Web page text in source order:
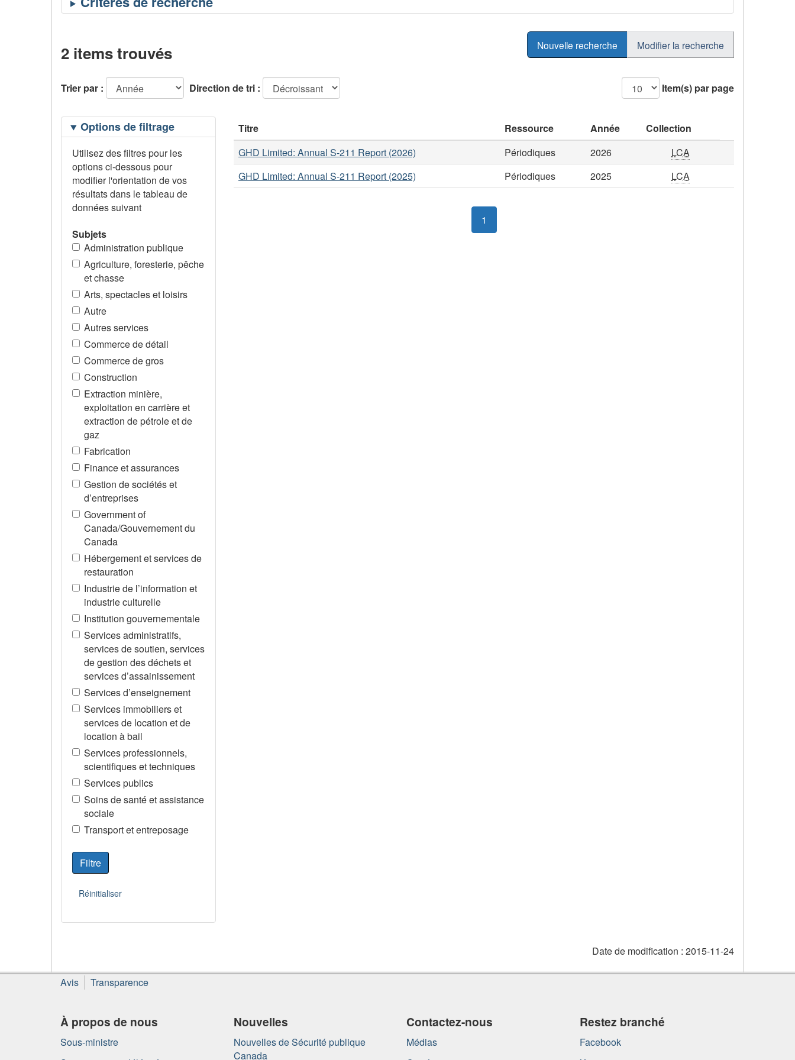
2 items trouvés Nouvelle recherche Modifier la recherche
Trier par : Direction de tri : Item(s) par page
Filtrage
desOptions de filtrage
Utilisez des filtres pour les
options ci-dessous pour
modifier l'orientation de vos
résultats dans le tableau de
données suivant
Subjets
Administration publique
Agriculture, foresterie, pêche
et chasse
Arts, spectacles et loisirs
Autre
Autres services
Commerce de détail
Commerce de gros
Construction
Extraction minière,
exploitation en carrière et
extraction de pétrole et de
gaz
Fabrication
Finance et assurances
Gestion de sociétés et
d’entreprises
Government of
Canada/Gouvernement du
Canada
Hébergement et services de
restauration
Industrie de l’information et
industrie culturelle
Institution gouvernementale
Services administratifs,
services de soutien, services
de gestion des déchets et
services d’assainissement
Services d’enseignement
Services immobiliers et
services de location et de
location à bail
Services professionnels,
scientifiques et techniques
Services publics
Soins de santé et assistance
sociale
Transport et entreposage
Titre Ressource Année
Collection
GHD Limited: Annual S-211 Report (2026)
Périodiques 2026
LCA
GHD Limited: Annual S-211 Report (2025)
Périodiques 2025 LCA
1
Date de modification : 2015-11-24
À
propos
ce
site
Avis Transparence
À propos de nous
Sous-ministre
Nouvelles
Nouvelles de Sécurité publique
Canada
Contactez-nous
Médias
Restez branché
Facebook